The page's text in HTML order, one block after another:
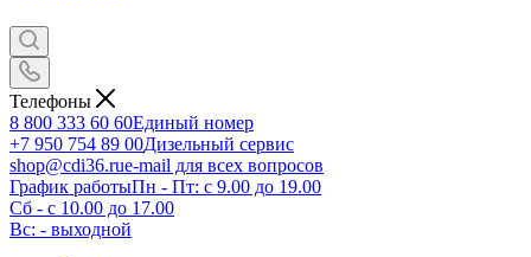
Телефоны
8 800 333 60 60Единый номер
+7 950 754 89 00Дизельный сервис
shop@cdi36.rue-mail для всех вопросов
График работыПн - Пт: с 9.00 до 19.00
Сб - с 10.00 до 17.00
Вс: - выходной